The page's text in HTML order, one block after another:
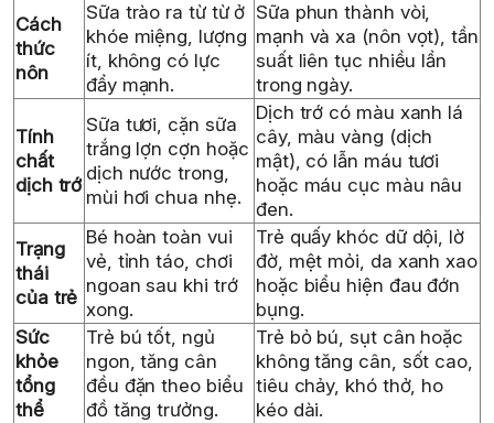
Cách
thức
nôn
Sữa trào ra từ từ ở
khóe miệng, lượng
ít, không có lực
đẩy mạnh.
Sữa phun thành vòi,
mạnh và xa (nôn vọt), tần
suất liên tục nhiều lần
trong ngày.
Tính
chất
dịch trớ
Sữa tươi, cặn sữa
trắng lợn cợn hoặc
dịch nước trong,
mùi hơi chua nhẹ.
Dịch trớ có màu xanh lá
cây, màu vàng (dịch
mật), có lẫn máu tươi
hoặc máu cục màu nâu
đen.
Trạng
thái
của trẻ
Bé hoàn toàn vui
vẻ, tỉnh táo, chơi
ngoan sau khi trớ
xong.
Trẻ quấy khóc dữ dội, lờ
đờ, mệt mỏi, da xanh xao
hoặc biểu hiện đau đớn
bụng.
Sức
khỏe
tổng
thể
Trẻ bú tốt, ngủ
ngon, tăng cân
đều đặn theo biểu
đồ tăng trưởng.
Trẻ bỏ bú, sụt cân hoặc
không tăng cân, sốt cao,
tiêu chảy, khó thở, ho
kéo dài.